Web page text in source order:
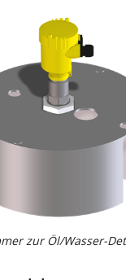
zur Öl/Wasser-